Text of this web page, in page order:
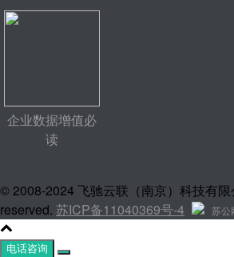
企业数据增值必
读
© 2008-2024 飞驰云联（南京）科技有
reserved. 苏ICP备11040369号-4 苏公
电话咨询